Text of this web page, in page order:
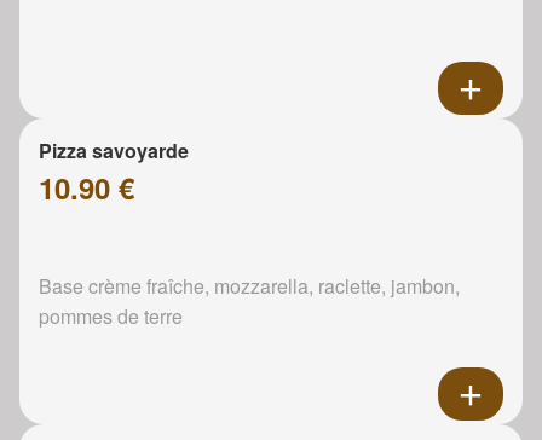
Pizza savoyarde
10.90 €
Base crème fraîche, mozzarella, raclette, jambon,
pommes de terre